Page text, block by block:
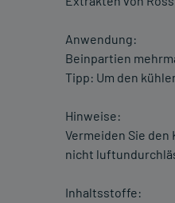
Anwendung:
Beinpartien
Tipp: Um den
Hinweise:
Vermeiden Sie
nicht
Inhaltsstoffe: